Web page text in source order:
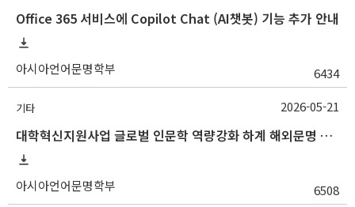
Office 365 서비스에 Copilot Chat (AI챗봇) 기능 추가 안내
아시아언어문명학부 6434
기타
대학혁신지원사업 글로벌 인문학 역량강화 하계 해외문명 탐방 프로그램 개최 안내
아시아언어문명학부 6508
2026-05-21